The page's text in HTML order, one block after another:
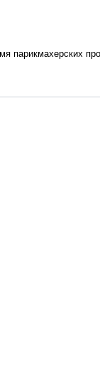
парикмахерских